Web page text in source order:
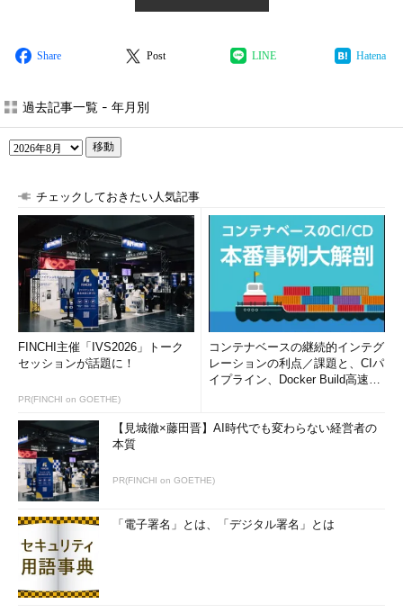
Share Post LINE Hatena
過去記事一覧 - 年月別
移動
チェックしておきたい人気記事
FINCHI主催「IVS2026」トーク
セッションが話題に！
PR(FINCHI on GOETHE)
コンテナベースの継続的インテグ
レーションの利点／課題と、CIパ
イプライン、Docker Build高速化
【見城徹×藤田晋】AI時代でも変わらない経営者の
本質
PR(FINCHI on GOETHE)
「電子署名」とは、「デジタル署名」とは